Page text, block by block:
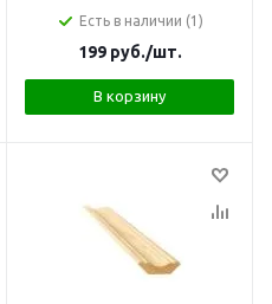
Есть в наличии (1)
199руб./шт.
В корзину